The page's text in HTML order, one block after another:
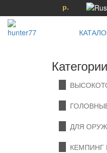
р.
Категории
ДЛЯ
КЕМПИНГ